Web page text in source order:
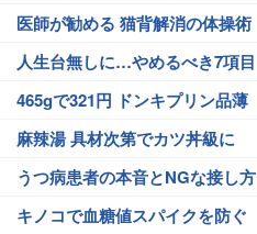
医師が勧める 猫背解消の体操術
人生台無しに…やめるべき7項目
465gで321円 ドンキプリン品薄
麻辣湯 具材次第でカツ丼級に
うつ病患者の本音とNGな接し方
キノコで血糖値スパイクを防ぐ